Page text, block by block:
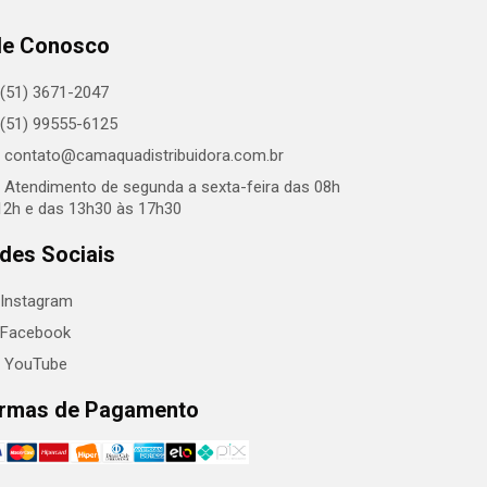
Conosco
(51) 3671-2047
(51) 99555-6125
contato@camaquadistribuidora.com.br
Atendimento de segunda a sexta-feira das 08h
e das 13h30 às 17h30
Sociais
Instagram
Facebook
YouTube
de Pagamento